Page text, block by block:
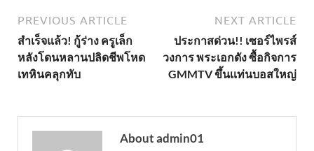
PREVIOUS ARTICLE
สำเร็จแล้ว! กู้ร่าง ครูเล็ก
หลังโดนหลานปลิดชีพโหด
เทหินคลุกทับ
NEXT ARTICLE
ประกาสด่วน!! เซอร์ไพรส์
วงการ พระเอกดัง ซื้อกิจการ
GMMTV ขึ้นเเท่นบอสใหญ่
About admin01